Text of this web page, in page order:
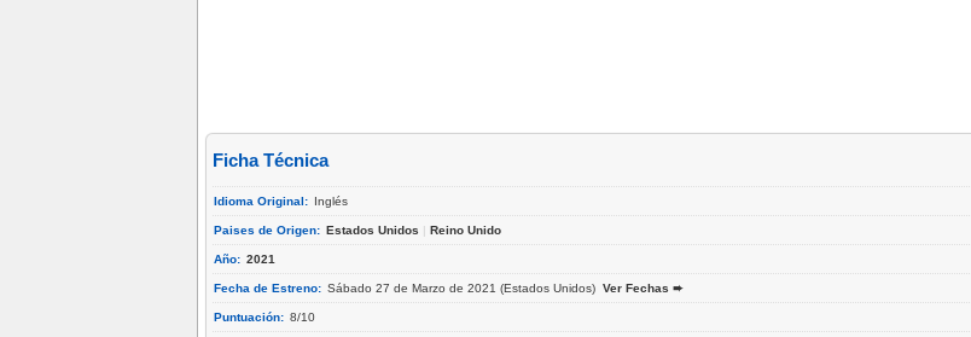
Ficha Técnica
Idioma Original: Inglés
Paises de Origen: Estados Unidos | Reino Unido
Año: 2021
Fecha de Estreno: Sábado 27 de Marzo de 2021 (Estados Unidos) Ver Fechas ➨
Puntuación: 8/10